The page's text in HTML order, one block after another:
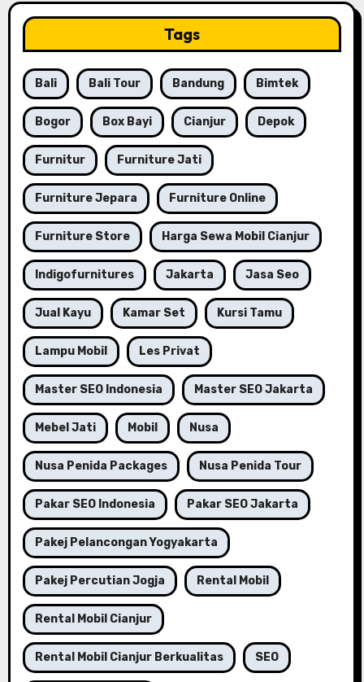
Tags
Bali Bali Tour Bandung Bimtek
Bogor Box Bayi Cianjur Depok
Furnitur Furniture Jati
Furniture Jepara Furniture Online
Furniture Store Harga Sewa Mobil Cianjur
Indigofurnitures Jakarta Jasa Seo
Jual Kayu Kamar Set Kursi Tamu
Lampu Mobil Les Privat
Master SEO Indonesia Master SEO Jakarta
Mebel Jati Mobil Nusa
Nusa Penida Packages Nusa Penida Tour
Pakar SEO Indonesia Pakar SEO Jakarta
Pakej Pelancongan Yogyakarta
Pakej Percutian Jogja Rental Mobil
Rental Mobil Cianjur
Rental Mobil Cianjur Berkualitas SEO